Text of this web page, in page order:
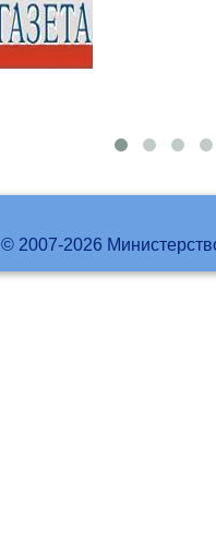
© 2007-2026